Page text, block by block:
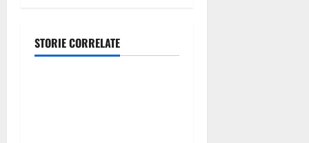
n
STORIE CORRELATE
Assostampa